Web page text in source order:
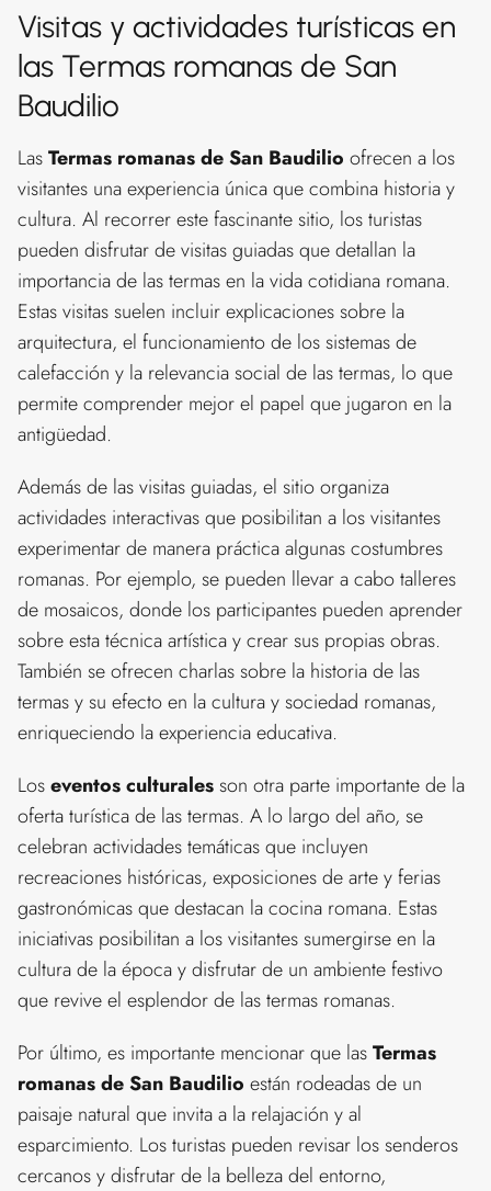
Visitas y actividades turísticas en
las Termas romanas de San
Baudilio
LasTermas romanas de San Baudilio ofrecen a los
visitantes una experiencia única que combina historia y
cultura. Al recorrer este fascinante sitio, los turistas
pueden disfrutar de visitas guiadas que detallan la
importancia de las termas en la vida cotidiana romana.
Estas visitas suelen incluir explicaciones sobre la
arquitectura, el funcionamiento de los sistemas de
calefacción y la relevancia social de las termas, lo que
permite comprender mejor el papel que jugaron en la
antigüedad.
Además de las visitas guiadas, el sitio organiza
actividades interactivas que posibilitan a los visitantes
experimentar de manera práctica algunas costumbres
romanas. Por ejemplo, se pueden llevar a cabo talleres
de mosaicos, donde los participantes pueden aprender
sobre esta técnica artística y crear sus propias obras.
También se ofrecen charlas sobre la historia de las
termas y su efecto en la cultura y sociedad romanas,
enriqueciendo la experiencia educativa.
Loseventos culturalesson otra parte importante de la
oferta turística de las termas. A lo largo del año, se
celebran actividades temáticas que incluyen
recreaciones históricas, exposiciones de arte y ferias
gastronómicas que destacan la cocina romana. Estas
iniciativas posibilitan a los visitantes sumergirse en la
cultura de la época y disfrutar de un ambiente festivo
que revive el esplendor de las termas romanas.
Por último, es importante mencionar que lasTermas
romanas de San Baudilio están rodeadas de un
paisaje natural que invita a la relajación y al
esparcimiento. Los turistas pueden revisar los senderos
cercanos y disfrutar de la belleza del entorno,